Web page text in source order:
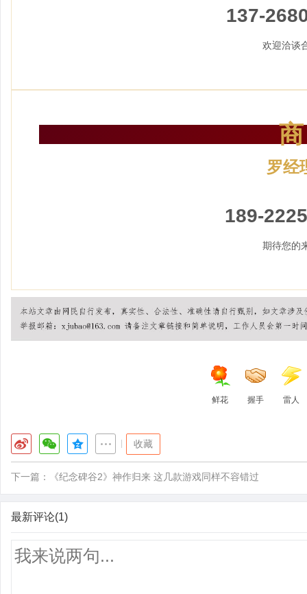
137-
欢迎洽谈
商
罗经
189-
期待您的
鲜花 握手 雷人
收藏
下一篇： 《纪念碑谷2》神作归来 这几款游戏同样不容错过
最新评论(1)